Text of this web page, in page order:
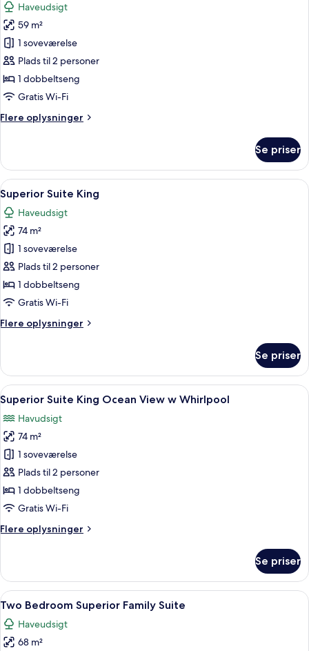
View
billeder
af
Superior
Junior
Suite
King
Haveudsigt
59 m²
1 soveværelse
Plads til 2 personer
1 dobbeltseng
Gratis Wi-Fi
Flere oplysninger
Flere
Junior
Suite
King
Se priser
Indlæs
alle
billeder
af
Superior
Suite
King
Et moderne hotelværelse med seng,
14
Superior Suite King
Haveudsigt
74 m²
1 soveværelse
Plads til 2 personer
1 dobbeltseng
Gratis Wi-Fi
Flere oplysninger
Flere
Suite
King
Se priser
Indlæs
alle
billeder
af
Superior
Suite
King
Ocean
w
Et moderne badeværelse med et
8
Superior Suite King Ocean View w Whirlpool
Havudsigt
74 m²
1 soveværelse
Plads til 2 personer
1 dobbeltseng
Gratis Wi-Fi
Flere oplysninger
Flere
Suite
King
Ocean
w
Whirlpool
Se priser
Indlæs
alle
billeder
af
Et hotelværelse med en stor seng,
11
Two Bedroom Superior Family Suite
Haveudsigt
68 m²